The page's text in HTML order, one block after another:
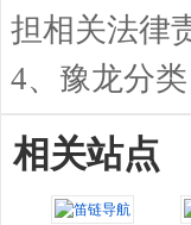
担相关法律
4、豫龙分
相关站点